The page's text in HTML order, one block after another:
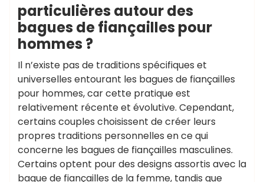
particulières autour des
bagues de fiançailles pour
hommes ?
Il n’existe pas de traditions spécifiques et
universelles entourant les bagues de fiançailles
pour hommes, car cette pratique est
relativement récente et évolutive. Cependant,
certains couples choisissent de créer leurs
propres traditions personnelles en ce qui
concerne les bagues de fiançailles masculines.
Certains optent pour des designs assortis avec la
bague de fiançailles de la femme, tandis que